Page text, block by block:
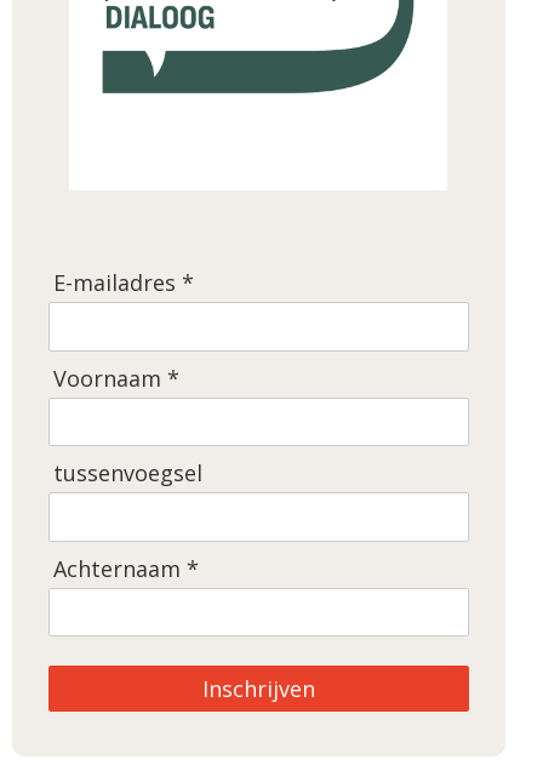
E-mailadres *
Voornaam *
tussenvoegsel
Achternaam *
Inschrijven